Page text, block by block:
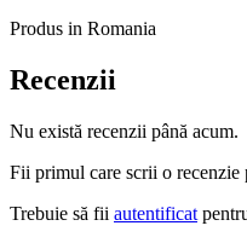
Produs in Romania
Recenzii
Nu există recenzii până acum.
Fii primul care scrii o recenzie
Trebuie să fii autentificat